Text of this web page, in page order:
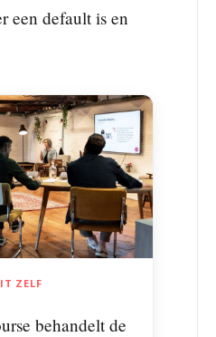
een default is en
ZELF
behandelt de